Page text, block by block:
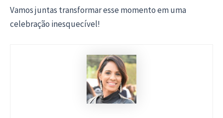
Vamos juntas transformar esse momento em uma
celebração inesquecível!